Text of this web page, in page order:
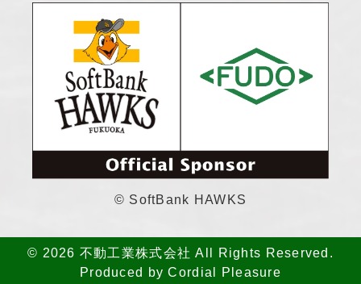
© SoftBank HAWKS
© 2026 不動工業株式会社 All Rights Reserved.
Produced byCordial Pleasure